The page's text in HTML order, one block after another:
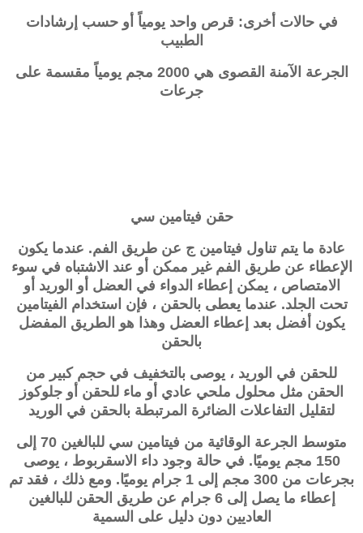
في حالات أخرى: قرص واحد يومياً أو حسب إرشادات
الطبيب
الجرعة الآمنة القصوى هي 2000 مجم يومياً مقسمة على
جرعات
حقن فيتامين سي
عادة ما يتم تناول فيتامين ج عن طريق الفم. عندما يكون
الإعطاء عن طريق الفم غير ممكن أو عند الاشتباه في سوء
الامتصاص ، يمكن إعطاء الدواء في العضل أو الوريد أو
تحت الجلد. عندما يعطى بالحقن ، فإن استخدام الفيتامين
يكون أفضل بعد إعطاء العضل وهذا هو الطريق المفضل
بالحقن
للحقن في الوريد ، يوصى بالتخفيف في حجم كبير من
الحقن مثل محلول ملحي عادي أو ماء للحقن أو جلوكوز
لتقليل التفاعلات الضائرة المرتبطة بالحقن في الوريد
متوسط ​​الجرعة الوقائية من فيتامين سي للبالغين 70 إلى
150 مجم يوميًا. في حالة وجود داء الاسقربوط ، يوصى
بجرعات من 300 مجم إلى 1 جرام يوميًا. ومع ذلك ، فقد تم
إعطاء ما يصل إلى 6 جرام عن طريق الحقن للبالغين
العاديين دون دليل على السمية